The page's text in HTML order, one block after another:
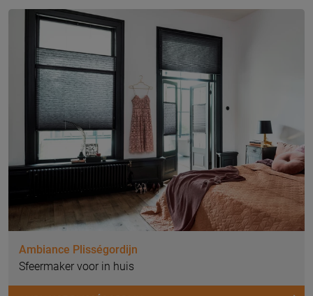
Ambiance Plisségordijn
Sfeermaker voor in huis